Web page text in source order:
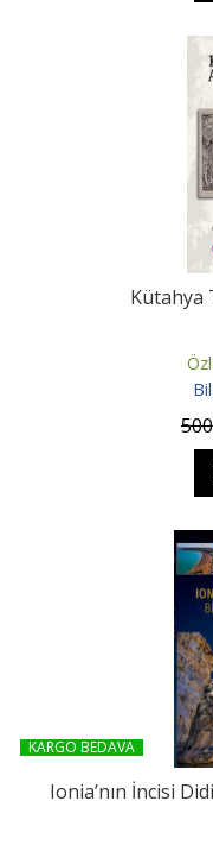
Kütahya
500
KARGO BEDAVA
Ionia’nın İncisi